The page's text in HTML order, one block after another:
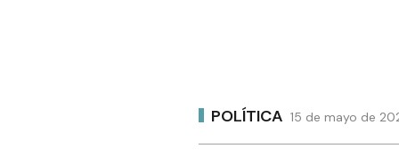
POLÍTICA 15 de mayo de